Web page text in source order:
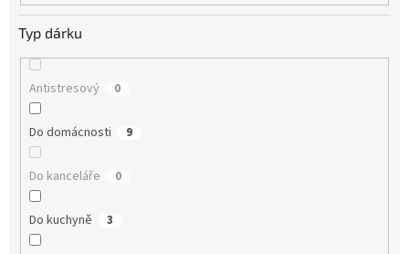
Typ dárku
Antistresový 0
Do domácnosti 9
Do kanceláře 0
Do kuchyně 3